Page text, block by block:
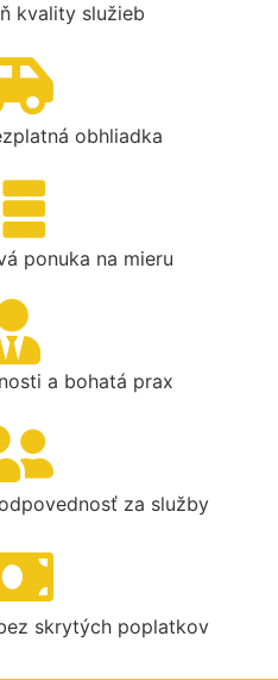
kvality služieb
obhliadka
ponuka na mieru
a bohatá prax
za služby
skrytých poplatkov